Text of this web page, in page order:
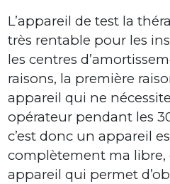
L’appareil de test la
très rentable pour les
les centres
raisons, la première
appareil qui ne
opérateur pendant les
c’est donc un appareil
complètement ma libre,
appareil qui permet